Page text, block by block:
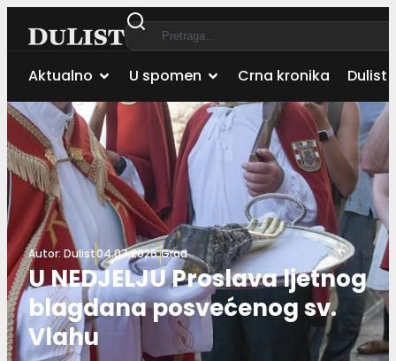
Aktualno U spomen Crna kronika Dulist
Autor: Dulist04.07.2026.Grad
U NEDJELJU Proslava ljetnog
blagdana posvećenog sv.
Vlahu